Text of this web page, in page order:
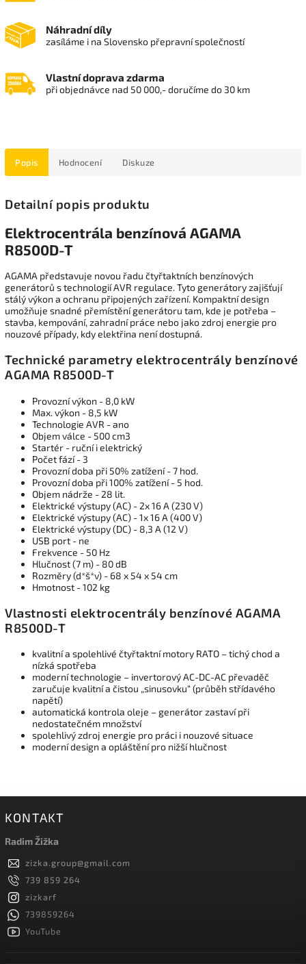
Náhradní díly
zasíláme i na Slovensko přepravní společností
Vlastní doprava zdarma
při objednávce nad 50 000,- doručíme do 30 km
Popis Hodnocení Diskuze
Detailní popis produktu
Elektrocentrála benzínová AGAMA
R8500D-T
AGAMA představuje novou řadu čtyřtaktních benzínových
generátorů s technologií AVR regulace. Tyto generátory zajišťují
stálý výkon a ochranu připojených zařízení. Kompaktní design
umožňuje snadné přemístění generátoru tam, kde je potřeba –
stavba, kempování, zahradní práce nebo jako zdroj energie pro
nouzové případy, kdy elektřina není dostupná.
Technické parametry elektrocentrály benzínové
AGAMA R8500D-T
Provozní výkon - 8,0 kW
Max. výkon - 8,5 kW
Technologie AVR - ano
Objem válce - 500 cm3
Startér - ruční i elektrický
Počet fází - 3
Provozní doba při 50% zatížení - 7 hod.
Provozní doba při 100% zatížení - 5 hod.
Objem nádrže - 28 lit.
Elektrické výstupy (AC) - 2x 16 A (230 V)
Elektrické výstupy (AC) - 1x 16 A (400 V)
Elektrické výstupy (DC) - 8,3 A (12 V)
USB port - ne
Frekvence - 50 Hz
Hlučnost (7 m) - 80 dB
Rozměry (d*š*v) - 68 x 54 x 54 cm
Hmotnost - 102 kg
Vlastnosti elektrocentrály benzínové AGAMA
R8500D-T
kvalitní a spolehlivé čtyřtaktní motory RATO – tichý chod a
nízká spotřeba
moderní technologie – invertorový AC-DC-AC převaděč
zaručuje kvalitní a čistou „sinusovku“ (průběh střídavého
napětí)
automatická kontrola oleje – generátor zastaví při
nedostatečném množství
spolehlivý zdroj energie pro práci i nouzové situace
moderní design a opláštění pro nižší hlučnost
KONTAKT
Radim Žižka
zizka.group@gmail.com
739 859 264
zizkarf
739859264
YouTube